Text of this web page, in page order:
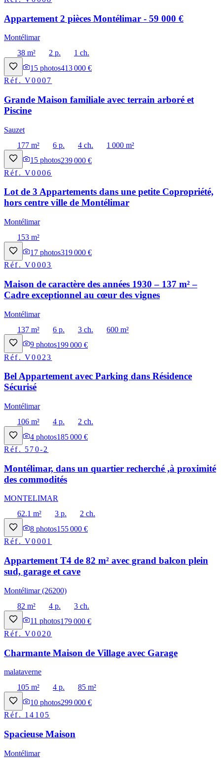
Appartement 2 pièces Montélimar - 59 000 €
Montélimar
38 m²
2 p.
1 ch.
15 photos413 000 €
Réf.V0007
Grande Maison familiale avec terrain arboré et
Piscine
Sauzet
177 m²
6 p. 4 ch.
1 000 m²
15 photos239 000 €
Réf.V0006
Lot de 3 Appartements dans une petite Copropriété,
hors centre ville de Montélimar
Montélimar
153 m²
17 photos319 000 €
Réf.V0003
Maison de caractère des années 1930 – 137 m² –
Cadre exceptionnel au cœur des vignes
Montélimar
137 m²
6 p. 3 ch.
600 m²
9 photos199 000 €
Réf.V0023
Bel Appartement avec Parking dans Résidence
Sécurisé
Montélimar
106 m²
4 p.
2 ch.
4 photos185 000 €
Réf. 570-2
Montélimar, dans un quartier recherché ,à proximité
des commodités
MONTELIMAR
62.1 m²
3 p.
2 ch.
8 photos155 000 €
Réf.V0001
Appartement T4 de 82 m² avec grand balcon plein
sud, garage et cave
Montélimar (26200)
82 m²
4 p.
3 ch.
11 photos179 000 €
Réf.V0020
Charmante Maison de Village avec Garage
malataverne
105 m²
4 p.
85 m²
10 photos299 000 €
Réf. 14105
Spacieuse Maison
Montélimar